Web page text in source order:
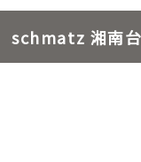
schmatz 湘南台